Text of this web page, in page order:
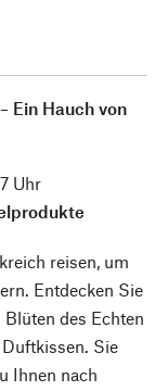
Ein Hauch von
Uhr
reisen, um
Entdecken Sie
des Echten
Sie
Ihnen nach